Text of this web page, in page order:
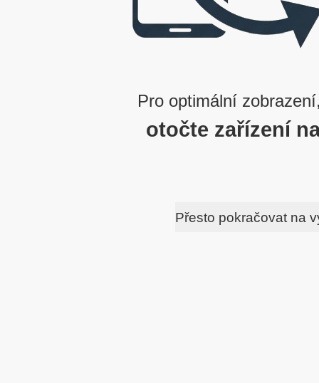
Pro optimální
otočte zařízení
Přesto pokračovat na